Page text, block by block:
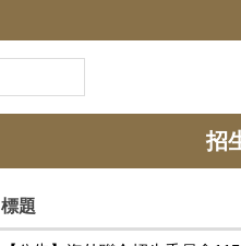
招
標題